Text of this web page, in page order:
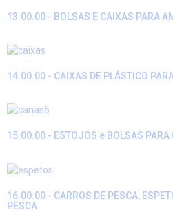
13.00.00 - BOLSAS E CAIXAS PARA
14.00.00 - CAIXAS DE PLÁSTICO
15.00.00 - ESTOJOS e BOLSAS PARA
16.00.00 - CARROS DE PESCA,
PESCA